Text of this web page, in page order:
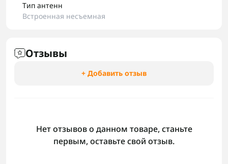
Тип антенн
Встроенная несъемная
Отзывы
+ Добавить отзыв
Нет отзывов о данном товаре, станьте
первым, оставьте свой отзыв.